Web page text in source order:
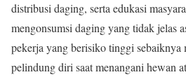
distribusi daging, serta edukasi
mengonsumsi daging yang tidak jelas
pekerja yang berisiko tinggi sebaiknya
pelindung diri saat menangani hewan